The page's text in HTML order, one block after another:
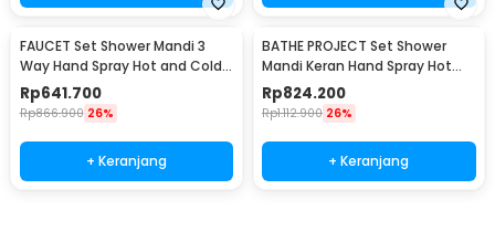
FAUCET Set Shower Mandi 3
Way Hand Spray Hot and Cold 3
Button - 3HC
Rp641.700
Rp866.900 26%
+ Keranjang
BATHE PROJECT Set Shower
Mandi Keran Hand Spray Hot
and Cold Water - Q3-WAY
Rp824.200
Rp1.112.900 26%
+ Keranjang